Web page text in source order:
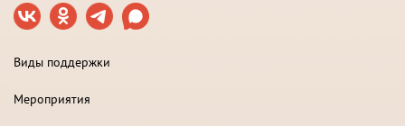
Виды поддержки
Мероприятия